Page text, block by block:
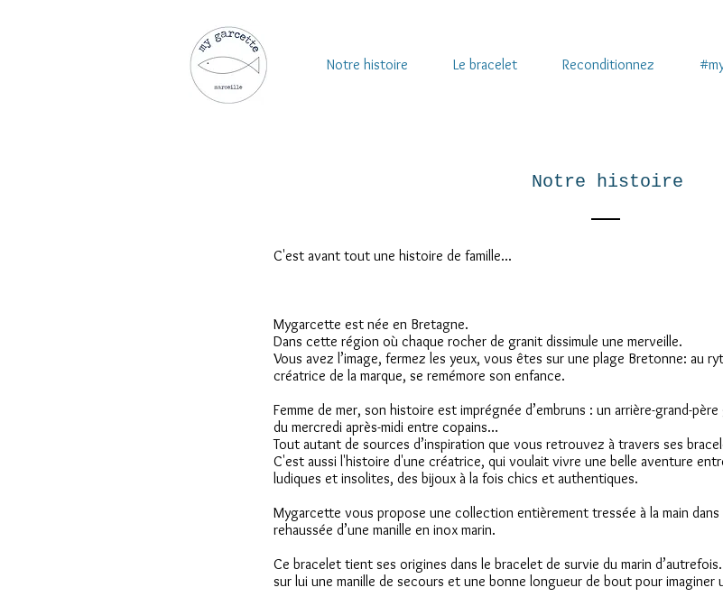
Notre histoire Le bracelet Reconditionnez
Notre histoire
C'est avant tout une histoire de famille...
Mygarcette est née en Bretagne.
Dans cette région où chaque rocher de granit dissimule une merveille.
Vous avez l’image, fermez les yeux, vous êtes sur une plage Bretonne: au
créatrice de la marque, se remémore son enfance.
Femme de mer, son histoire est imprégnée d’embruns : un arrière-grand-
du mercredi après-midi entre copains…
Tout autant de sources d’inspiration que vous retrouvez à travers ses
C'est aussi l'histoire d'une créatrice, qui voulait vivre une belle aventure
ludiques et insolites, des bijoux à la fois chics et authentiques.
Mygarcette vous propose une collection entièrement tressée à la main
rehaussée d’une manille en inox marin.
Ce bracelet tient ses origines dans le bracelet de survie du marin
sur lui une manille de secours et une bonne longueur de bout pour imaginer